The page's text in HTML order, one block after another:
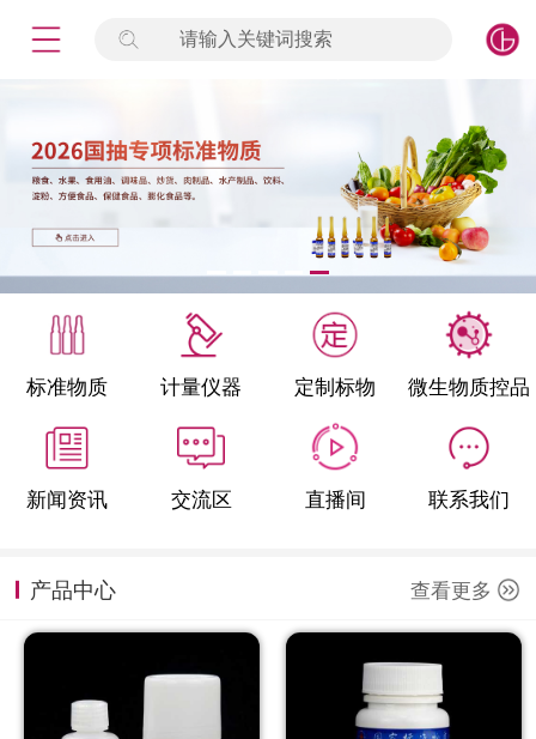
请输入关键词搜索
标准物质 计量仪器 定制标物 微生物质控品
新闻资讯 交流区 直播间 联系我们
产品中心 查看更多
标准物质
产品专项
微生物检测/质控品
定制标物
定制仪器
新闻资讯
公司主页